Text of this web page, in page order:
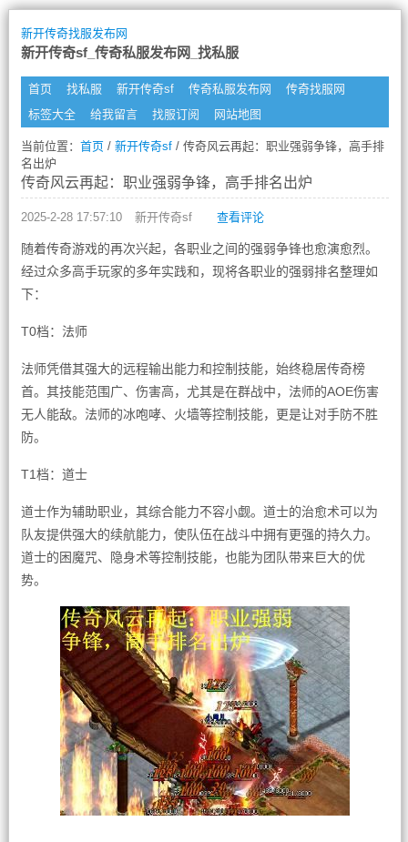
新开传奇找服发布网
新开传奇sf_传奇私服发布网_找私服
首页 找私服 新开传奇sf 传奇私服发布网
传奇找服网
标签大全
给我留言 找服订阅 网站地图
当前位置： 首页/ 新开传奇sf/ 传奇风云再起：职业强弱争锋，高手排
名出炉
传奇风云再起：职业强弱争锋，高手排名出炉
2025-2-28 17:57:10 新开传奇sf 查看评论
随着传奇游戏的再次兴起，各职业之间的强弱争锋也愈演愈烈。
经过众多高手玩家的多年实践和，现将各职业的强弱排名整理如
下：
T0档：法师
法师凭借其强大的远程输出能力和控制技能，始终稳居传奇榜
首。其技能范围广、伤害高，尤其是在群战中，法师的AOE伤害
无人能敌。法师的冰咆哮、火墙等控制技能，更是让对手防不胜
防。
T1档：道士
道士作为辅助职业，其综合能力不容小觑。道士的治愈术可以为
队友提供强大的续航能力，使队伍在战斗中拥有更强的持久力。
道士的困魔咒、隐身术等控制技能，也能为团队带来巨大的优
势。